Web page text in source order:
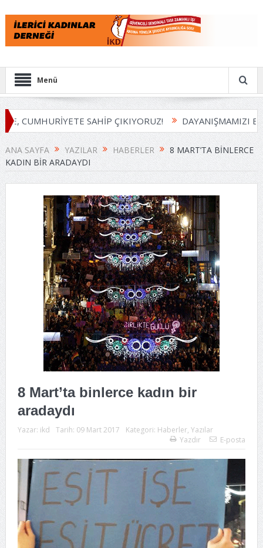
Menü
SAHİP ÇIKIYORUZ! DAYANIŞMAMIZI
ANA SAYFA YAZILAR HABERLER
8 MART’TA BINLERCE
KADIN BIR ARADAYDI
8 Mart’ta binlerce kadın bir
aradaydı
Yazar: ikd Tarih: 09 Mart 2017 Kategori: Haberler, Yazılar
Yazdır
E-posta